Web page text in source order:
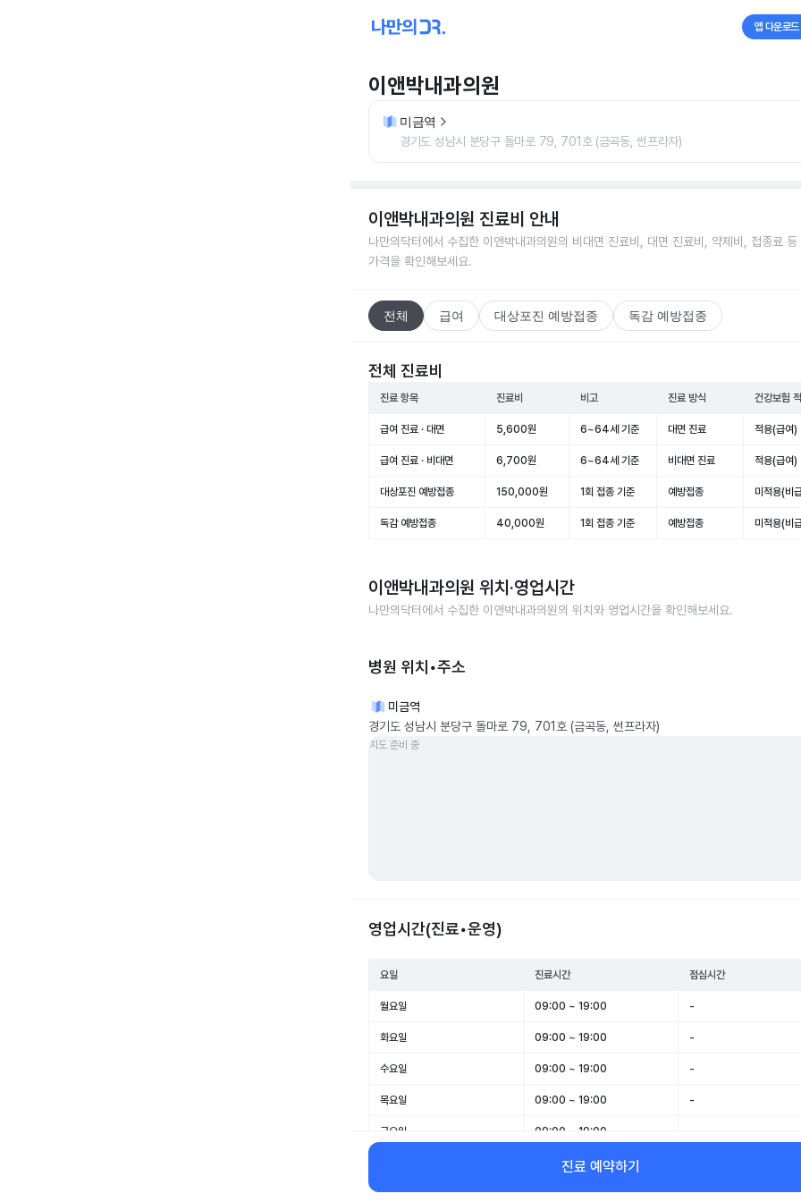
앱 다운로드
이앤박내과의원
미금역
경기도 성남시 분당구 돌마로 79, 701호 (금곡동, 썬프라자)
이앤박내과의원 진료비 안내
나만의닥터에서 수집한 이앤박내과의원의 비대면 진료비, 대면 진료비, 약제비, 접종료 등
가격을 확인해보세요.
전체 급여 대상포진 예방접종 독감 예방접종
전체 진료비
진료 항목 진료비 비고 진료 방식 건강보험
급여 진료 · 대면 5,600원 6~64세 기준 대면 진료 적용(급여)
급여 진료 · 비대면 6,700원 6~64세 기준 비대면 진료 적용(급여)
대상포진 예방접종 150,000원 1회 접종 기준 예방접종 미적용(비
독감 예방접종 40,000원 1회 접종 기준 예방접종 미적용(비
이앤박내과의원 위치·영업시간
나만의닥터에서 수집한 이앤박내과의원의 위치와 영업시간을 확인해보세요.
병원 위치•주소
미금역
경기도 성남시 분당구 돌마로 79, 701호 (금곡동, 썬프라자)
지도 준비 중
영업시간(진료•운영)
요일 진료시간 점심시간
월요일 09:00 ~ 19:00 -
화요일 09:00 ~ 19:00 -
수요일 09:00 ~ 19:00 -
목요일 09:00 ~ 19:00 -
금요일 09:00 ~ 19:00
09:00 ~ 14:00
일요일 휴무 -
진료 예약하기